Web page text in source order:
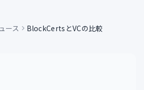
ース BlockCertsとVCの比較